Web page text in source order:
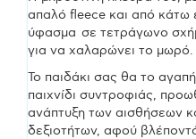
ποσότητα
απαλό fleece και από κάτω
ύφασμα σε τετράγωνο
για να χαλαρώνει το μωρό.
Το παιδάκι σας θα το
παιχνίδι συντροφιάς,
ανάπτυξη των αισθήσεων
δεξιοτήτων, αφού